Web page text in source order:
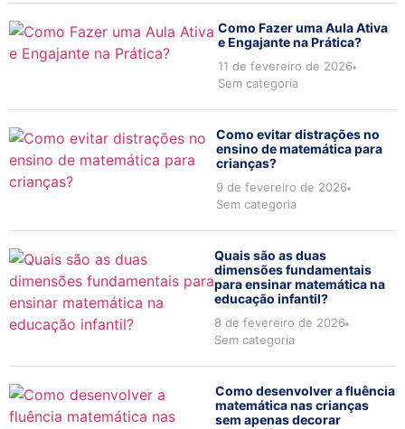
Como Fazer uma Aula Ativa
e Engajante na Prática?
11 de fevereiro de 2026
Sem categoria
Como evitar distrações no
ensino de matemática para
crianças?
9 de fevereiro de 2026
Sem categoria
Quais são as duas
dimensões fundamentais
para ensinar matemática na
educação infantil?
8 de fevereiro de 2026
Sem categoria
Como desenvolver a fluência
matemática nas crianças
sem apenas decorar